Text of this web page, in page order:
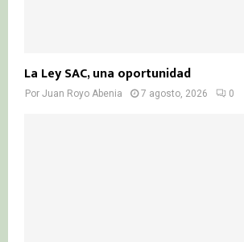
La Ley SAC, una oportunidad
Por Juan Royo Abenia 7 agosto, 2026 0